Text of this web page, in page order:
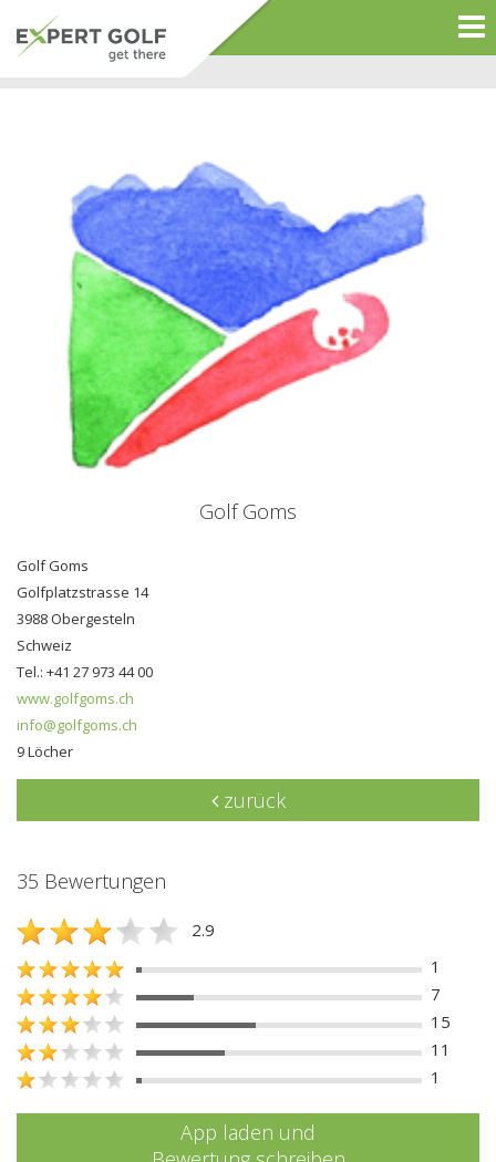
Golf Goms
Golf Goms
Golfplatzstrasse 14
3988 Obergesteln
Schweiz
Tel.: +41 27 973 44 00
www.golfgoms.ch
info@golfgoms.ch
9 Löcher
zurück
35 Bewertungen
2.9
1
7
15
11
1
App laden und